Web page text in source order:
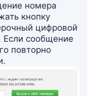
номера
кнопку
цифровой
Если сообщение
повторно